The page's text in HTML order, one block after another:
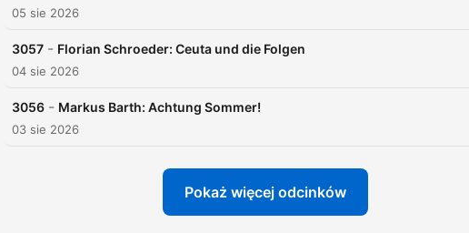
05 sie 2026
3057 - Florian Schroeder: Ceuta und die Folgen
04 sie 2026
3056 - Markus Barth: Achtung Sommer!
03 sie 2026
Pokaż więcej odcinków